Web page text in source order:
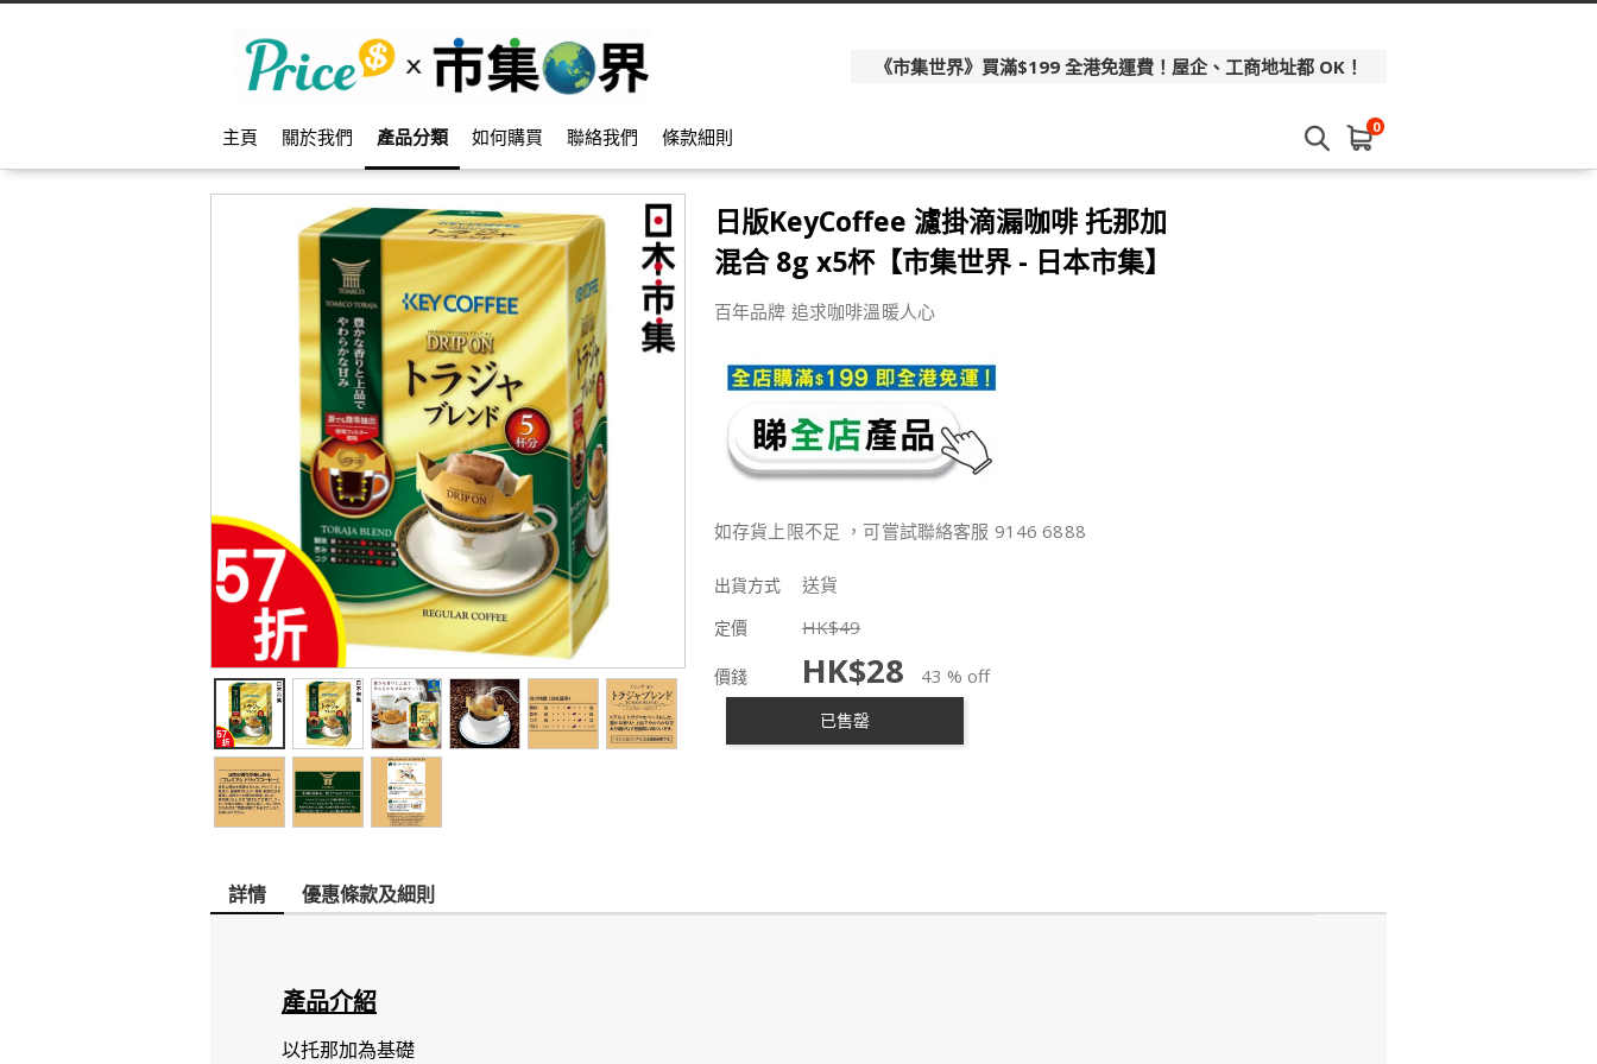
《市集世界》買滿$199 全港免運費！屋企、工商地址都 OK！
主頁 關於我們 產品分類 如何購買 聯絡我們 條款細則 0
日版KeyCoffee 濾掛滴漏咖啡 托那加
混合 8g x5杯【市集世界 - 日本市集】
百年品牌 追求咖啡溫暖人心
如存貨上限不足 ，可嘗試聯絡客服 9146 6888
出貨方式 送貨
定價 HK$49
價錢 HK$28 43 % off
已售罄
詳情 優惠條款及細則
產品介紹
以托那加為基礎